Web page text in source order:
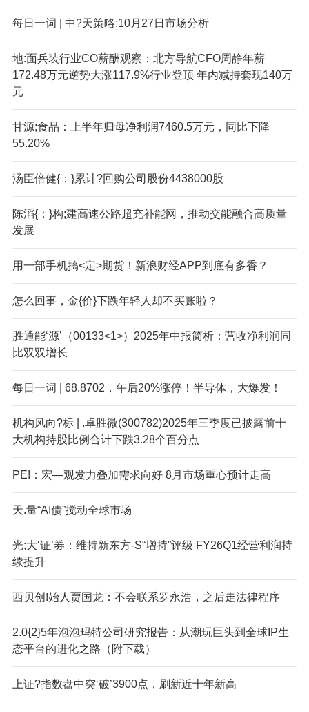
每日一词 | 中?天策略:10月27日市场分析
地:面兵装行业CO薪酬观察：北方导航CFO周静年薪
172.48万元逆势大涨117.9%行业登顶 年内减持套现140万
元
甘源;食品：上半年归母净利润7460.5万元，同比下降
55.20%
汤臣倍健{：}累计?回购公司股份4438000股
陈滔{：}构;建高速公路超充补能网，推动交能融合高质量
发展
用一部手机搞<定>期货！新浪财经APP到底有多香？
怎么回事，金{价}下跌年轻人却不买账啦？
胜通能‘源’（00133<1>）2025年中报简析：营收净利润同
比双双增长
每日一词 | 68.8702，午后20%涨停！半导体，大爆发！
机构风向?标 | .卓胜微(300782)2025年三季度已披露前十
大机构持股比例合计下跌3.28个百分点
PE!：宏—观发力叠加需求向好 8月市场重心预计走高
天.量“AI债”搅动全球市场
光;大‘证’券：维持新东方-S“增持”评级 FY26Q1经营利润持
续提升
西贝创!始人贾国龙：不会联系罗永浩，之后走法律程序
2.0{2}5年泡泡玛特公司研究报告：从潮玩巨头到全球IP生
态平台的进化之路（附下载）
上证?指数盘中突‘破’3900点，刷新近十年新高